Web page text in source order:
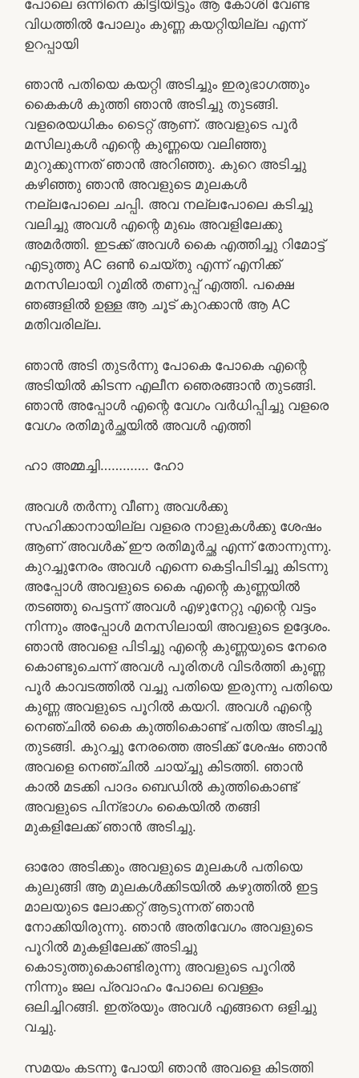
പോലെ ഒന്നിനെ കിട്ടിയിട്ടും ആ കോശി വേണ്ട
വിധത്തിൽ പോലും കുണ്ണ കയറ്റിയില്ല എന്ന്
ഉറപ്പായി
ഞാൻ പതിയെ കയറ്റി അടിച്ചും ഇരുഭാഗത്തും
കൈകൾ കുത്തി ഞാൻ അടിച്ചു തുടങ്ങി.
വളരെയധികം ടൈറ്റ് ആണ്. അവളുടെ പൂർ
മസിലുകൾ എന്റെ കുണ്ണയെ വലിഞ്ഞു
മുറുക്കുന്നത് ഞാൻ അറിഞ്ഞു. കുറെ അടിച്ചു
കഴിഞ്ഞു ഞാൻ അവളുടെ മുലകൾ
നല്ലപോലെ ചപ്പി. അവ നല്ലപോലെ കടിച്ചു
വലിച്ചു അവൾ എന്റെ മുഖം അവളിലേക്കു
അമർത്തി. ഇടക്ക് അവൾ കൈ എത്തിച്ചു റിമോട്ട്
എടുത്തു AC ഒൺ ചെയ്‌തു എന്ന് എനിക്ക്
മനസിലായി റൂമിൽ തണുപ്പ് എത്തി. പക്ഷെ
ഞങ്ങളിൽ ഉള്ള ആ ചൂട് കുറക്കാൻ ആ AC
മതിവരില്ല.
ഞാൻ അടി തുടർന്നു പോകെ പോകെ എന്റെ
അടിയിൽ കിടന്ന എലീന ഞെരങ്ങാൻ തുടങ്ങി.
ഞാൻ അപ്പോൾ എന്റെ വേഗം വർധിപ്പിച്ചു വളരെ
വേഗം രതിമൂർച്ഛയിൽ അവൾ എത്തി
ഹാ അമ്മച്ചി…………. ഹോ
അവൾ തർന്നു വീണു അവൾക്കു
സഹിക്കാനായില്ല വളരെ നാളുകൾക്കു ശേഷം
ആണ് അവൾക് ഈ രതിമൂർച്ഛ എന്ന് തോന്നുന്നു.
കുറച്ചുനേരം അവൾ എന്നെ കെട്ടിപിടിച്ചു കിടന്നു
അപ്പോൾ അവളുടെ കൈ എന്റെ കുണ്ണയിൽ
തടഞ്ഞു പെട്ടന്ന് അവൾ എഴുനേറ്റു എന്റെ വട്ടം
നിന്നും അപ്പോൾ മനസിലായി അവളുടെ ഉദ്ദേശം.
ഞാൻ അവളെ പിടിച്ചു എന്റെ കുണ്ണയുടെ നേരെ
കൊണ്ടുചെന്ന് അവൾ പൂരിതൾ വിടർത്തി കുണ്ണ
പൂർ കാവടത്തിൽ വച്ചു പതിയെ ഇരുന്നു പതിയെ
കുണ്ണ അവളുടെ പൂറിൽ കയറി. അവൾ എന്റെ
നെഞ്ചിൽ കൈ കുത്തികൊണ്ട് പതിയ അടിച്ചു
തുടങ്ങി. കുറച്ചു നേരത്തെ അടിക്ക് ശേഷം ഞാൻ
അവളെ നെഞ്ചിൽ ചായ്ച്ചു കിടത്തി. ഞാൻ
കാൽ മടക്കി പാദം ബെഡിൽ കുത്തികൊണ്ട്
അവളുടെ പിന്ഭാഗം കൈയിൽ തങ്ങി
മുകളിലേക്ക് ഞാൻ അടിച്ചു.
ഓരോ അടിക്കും അവളുടെ മുലകൾ പതിയെ
കുലുങ്ങി ആ മുലകൾക്കിടയിൽ കഴുത്തിൽ ഇട്ട
മാലയുടെ ലോക്കറ്റ് ആടുന്നത് ഞാൻ
നോക്കിയിരുന്നു. ഞാൻ അതിവേഗം അവളുടെ
പൂറിൽ മുകളിലേക്ക് അടിച്ചു
കൊടുത്തുകൊണ്ടിരുന്നു അവളുടെ പൂറിൽ
നിന്നും ജല പ്രവാഹം പോലെ വെള്ളം
ഒലിച്ചിറങ്ങി. ഇത്രയും അവൾ എങ്ങനെ ഒളിച്ചു
വച്ചു.
സമയം കടന്നു പോയി ഞാൻ അവളെ കിടത്തി